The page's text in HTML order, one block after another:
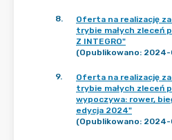
8.
Oferta na realizację
trybie małych zleceń
Z INTEGRO"
(Opublikowano:
9.
Oferta na realizację
trybie małych zleceń
wypoczywa: rower,
edycja 2024"
(Opublikowano: 2024-